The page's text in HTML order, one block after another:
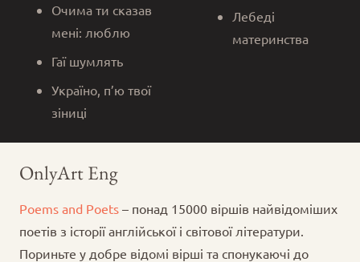
Очима ти сказав
мені: люблю
Гаї шумлять
Україно, п’ю твої
зіниці
Лебеді
материнства
OnlyArt Eng
Poems and Poets – понад 15000 віршів найвідоміших
поетів з історії англійської і світової літератури.
Пориньте у добре відомі вірші та спонукаючі до